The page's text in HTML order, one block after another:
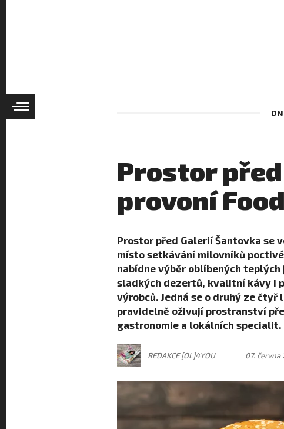
Prostor
provoní
Prostor před Galerií Šantovka se
místo setkávání milovníků
nabídne výběr oblíbených
sladkých dezertů, kvalitní kávy i
výrobců. Jedná se o druhý ze
pravidelně oživují prostranství
gastronomie a lokálních specialit.
REDAKCE [OL]4YOU 07. června